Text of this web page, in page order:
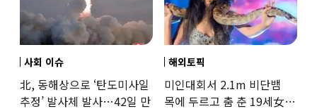
사회 이슈
北, 동해상으로 ‘탄도미사일
추정’ 발사체 발사…42일 만
해외토픽
미인대회서 2.1m 비단뱀
목에 두르고 춤 춘 19세女